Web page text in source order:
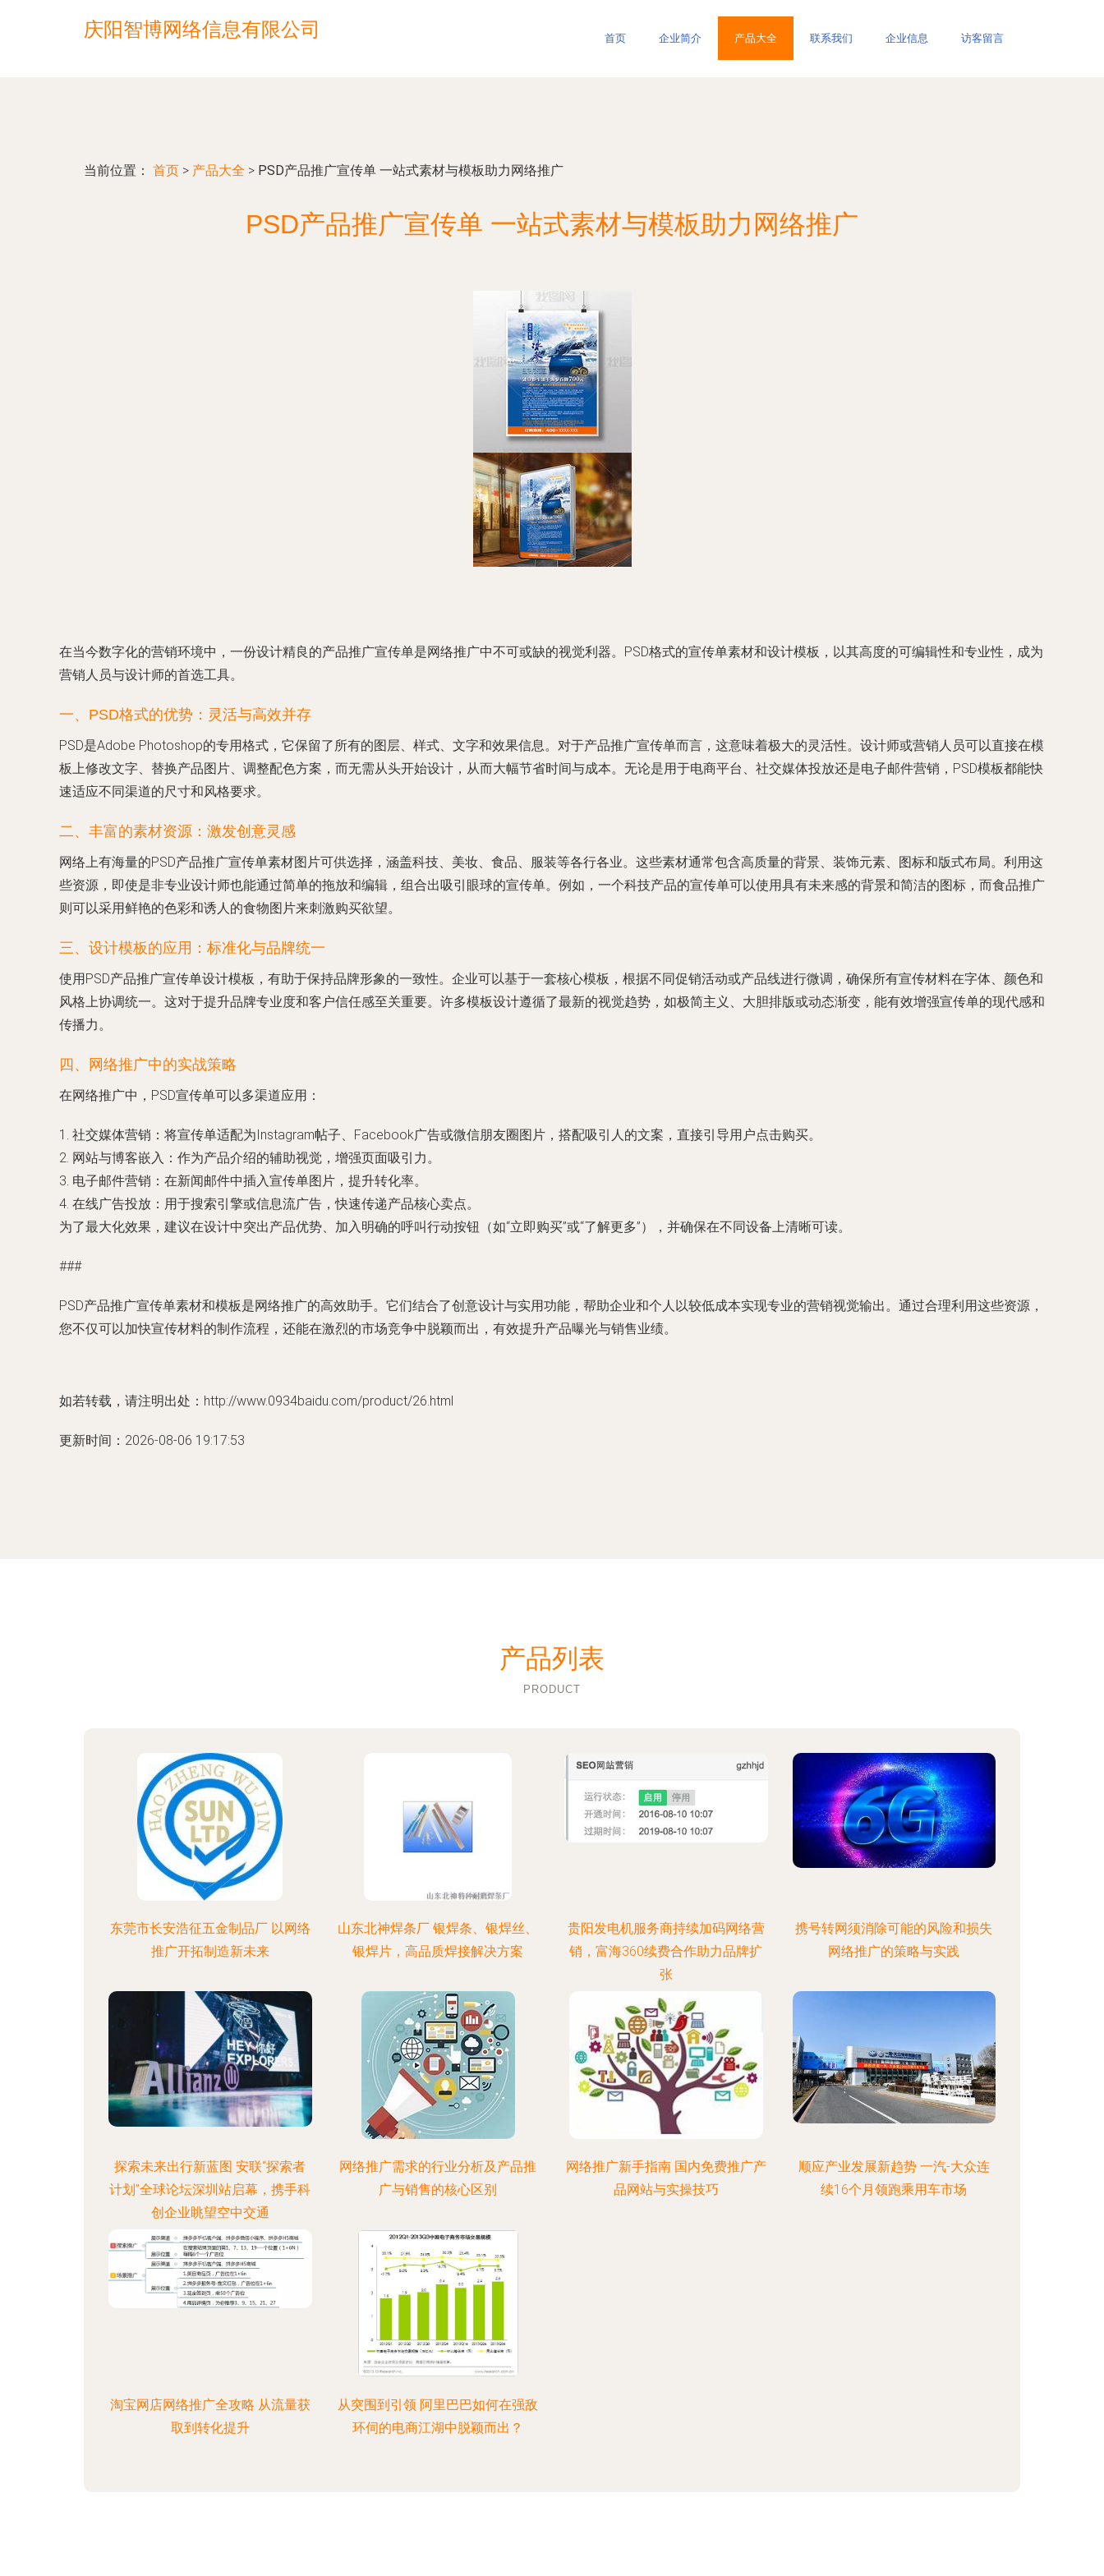
庆阳智博网络信息有限公司 首页 企业简介 产品大全 联系我们 企业信息 访客留言
当前位置： 首页 > 产品大全 > PSD产品推广宣传单 一站式素材与模板助力网络推广
PSD产品推广宣传单 一站式素材与模板助力网络推广
在当今数字化的营销环境中，一份设计精良的产品推广宣传单是网络推广中不可或缺的视觉利器。PSD格式的宣传单素材和设计模板，以其高度的可编辑性和专业性，成为
营销人员与设计师的首选工具。
一、PSD格式的优势：灵活与高效并存
PSD是Adobe Photoshop的专用格式，它保留了所有的图层、样式、文字和效果信息。对于产品推广宣传单而言，这意味着极大的灵活性。设计师或营销人员可以直接在模
板上修改文字、替换产品图片、调整配色方案，而无需从头开始设计，从而大幅节省时间与成本。无论是用于电商平台、社交媒体投放还是电子邮件营销，PSD模板都能快
速适应不同渠道的尺寸和风格要求。
二、丰富的素材资源：激发创意灵感
网络上有海量的PSD产品推广宣传单素材图片可供选择，涵盖科技、美妆、食品、服装等各行各业。这些素材通常包含高质量的背景、装饰元素、图标和版式布局。利用这
些资源，即使是非专业设计师也能通过简单的拖放和编辑，组合出吸引眼球的宣传单。例如，一个科技产品的宣传单可以使用具有未来感的背景和简洁的图标，而食品推广
则可以采用鲜艳的色彩和诱人的食物图片来刺激购买欲望。
三、设计模板的应用：标准化与品牌统一
使用PSD产品推广宣传单设计模板，有助于保持品牌形象的一致性。企业可以基于一套核心模板，根据不同促销活动或产品线进行微调，确保所有宣传材料在字体、颜色和
风格上协调统一。这对于提升品牌专业度和客户信任感至关重要。许多模板设计遵循了最新的视觉趋势，如极简主义、大胆排版或动态渐变，能有效增强宣传单的现代感和
传播力。
四、网络推广中的实战策略
在网络推广中，PSD宣传单可以多渠道应用：
1. 社交媒体营销 ：将宣传单适配为Instagram帖子、Facebook广告或微信朋友圈图片，搭配吸引人的文案，直接引导用户点击购买。
2. 网站与博客嵌入 ：作为产品介绍的辅助视觉，增强页面吸引力。
3. 电子邮件营销 ：在新闻邮件中插入宣传单图片，提升转化率。
4. 在线广告投放 ：用于搜索引擎或信息流广告，快速传递产品核心卖点。
为了最大化效果，建议在设计中突出产品优势、加入明确的呼叫行动按钮（如“立即购买”或“了解更多”），并确保在不同设备上清晰可读。
###
PSD产品推广宣传单素材和模板是网络推广的高效助手。它们结合了创意设计与实用功能，帮助企业和个人以较低成本实现专业的营销视觉输出。通过合理利用这些资源，
您不仅可以加快宣传材料的制作流程，还能在激烈的市场竞争中脱颖而出，有效提升产品曝光与销售业绩。
如若转载，请注明出处：http://www.0934baidu.com/product/26.html
更新时间：2026-08-06 19:17:53
产品列表
PRODUCT
东莞市长安浩征五金制品厂 以网络
推广开拓制造新未来
山东北神焊条厂 银焊条、银焊丝、
银焊片，高品质焊接解决方案
贵阳发电机服务商持续加码网络营
销，富海360续费合作助力品牌扩
张
携号转网须消除可能的风险和损失
网络推广的策略与实践
探索未来出行新蓝图 安联“探索者
计划”全球论坛深圳站启幕，携手科
创企业眺望空中交通
网络推广需求的行业分析及产品推
广与销售的核心区别
网络推广新手指南 国内免费推广产
品网站与实操技巧
顺应产业发展新趋势 一汽-大众连
续16个月领跑乘用车市场
淘宝网店网络推广全攻略 从流量获
取到转化提升
从突围到引领 阿里巴巴如何在强敌
环伺的电商江湖中脱颖而出？